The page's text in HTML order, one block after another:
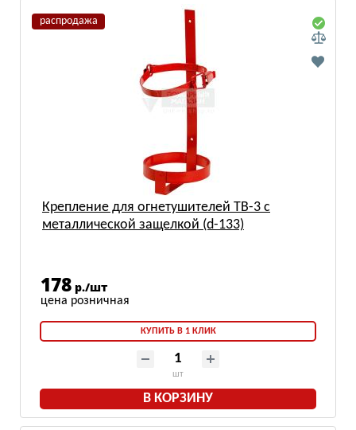
распродажа
Крепление для огнетушителей ТВ-3 с
металлической защелкой (d-133)
178 р./шт
КУПИТЬ В 1 КЛИК
шт
В КОРЗИНУ